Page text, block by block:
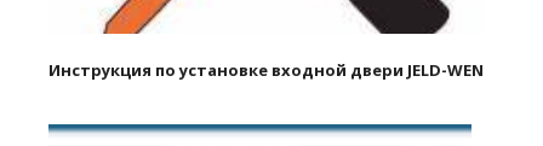
Инструкция по установке входной двери JELD-WEN